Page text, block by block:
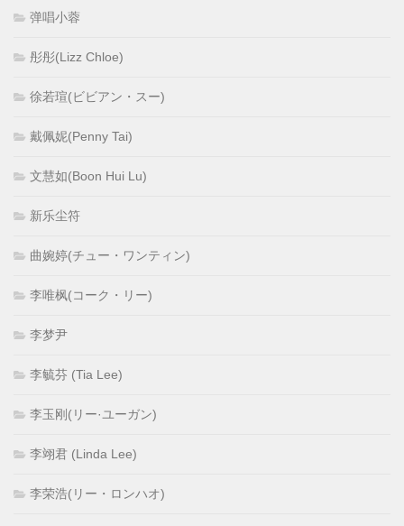
弹唱小蓉
彤彤(Lizz Chloe)
徐若瑄(ビビアン・スー)
戴佩妮(Penny Tai)
文慧如(Boon Hui Lu)
新乐尘符
曲婉婷(チュー・ワンティン)
李唯枫(コーク・リー)
李梦尹
李毓芬 (Tia Lee)
李玉刚(リー·ユーガン)
李翊君 (Linda Lee)
李荣浩(リー・ロンハオ)